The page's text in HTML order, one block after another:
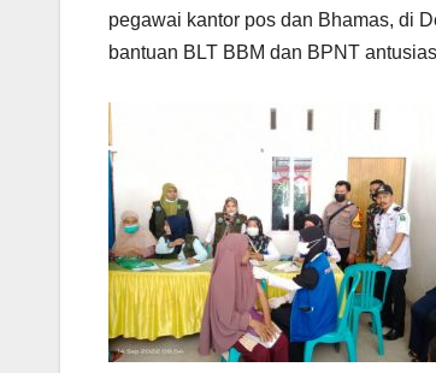
pegawai kantor pos dan Bhamas, di
bantuan BLT BBM dan BPNT